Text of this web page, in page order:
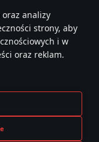
analizy
strony, aby
i w
oraz reklam.
Ustawienia plików cookie